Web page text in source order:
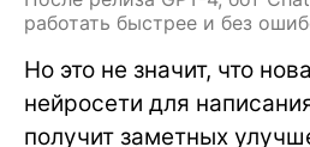
работать быстрее и без
Но это не значит, что
нейросети для
получит заметных